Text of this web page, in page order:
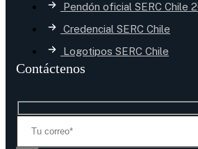
Pendón oficial SERC Chile
Credencial SERC Chile
Logotipos SERC Chile
Contáctenos